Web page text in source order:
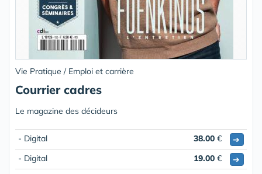
Vie Pratique / Emploi et carrière
Courrier cadres
Le magazine des décideurs
- Digital 38.00 €
➔
- Digital
19.00 € ➔